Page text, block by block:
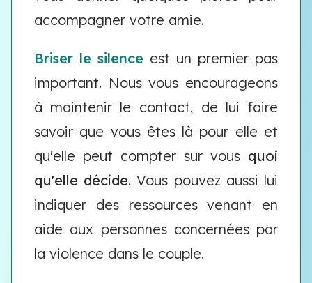
accompagner votre amie.
Briser le silence est un premier pas
important. Nous vous encourageons
à maintenir le contact, de lui faire
savoir que vous êtes là pour elle et
qu'elle peut compter sur vous quoi
qu'elle décide. Vous pouvez aussi lui
indiquer des ressources venant en
aide aux personnes concernées par
la violence dans le couple.